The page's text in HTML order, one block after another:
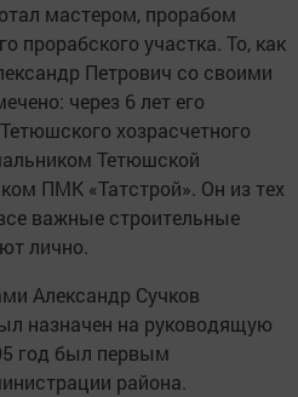
мастером, прорабом
прорабского участка. То, как
Петрович со своими
через 6 лет его
хозрасчетного
Тетюшской
ПМК ­«Татстрой». Он из тех
важные строительные
лично.
Александр Сучков
назначен на руководящую
год был первым
­района.